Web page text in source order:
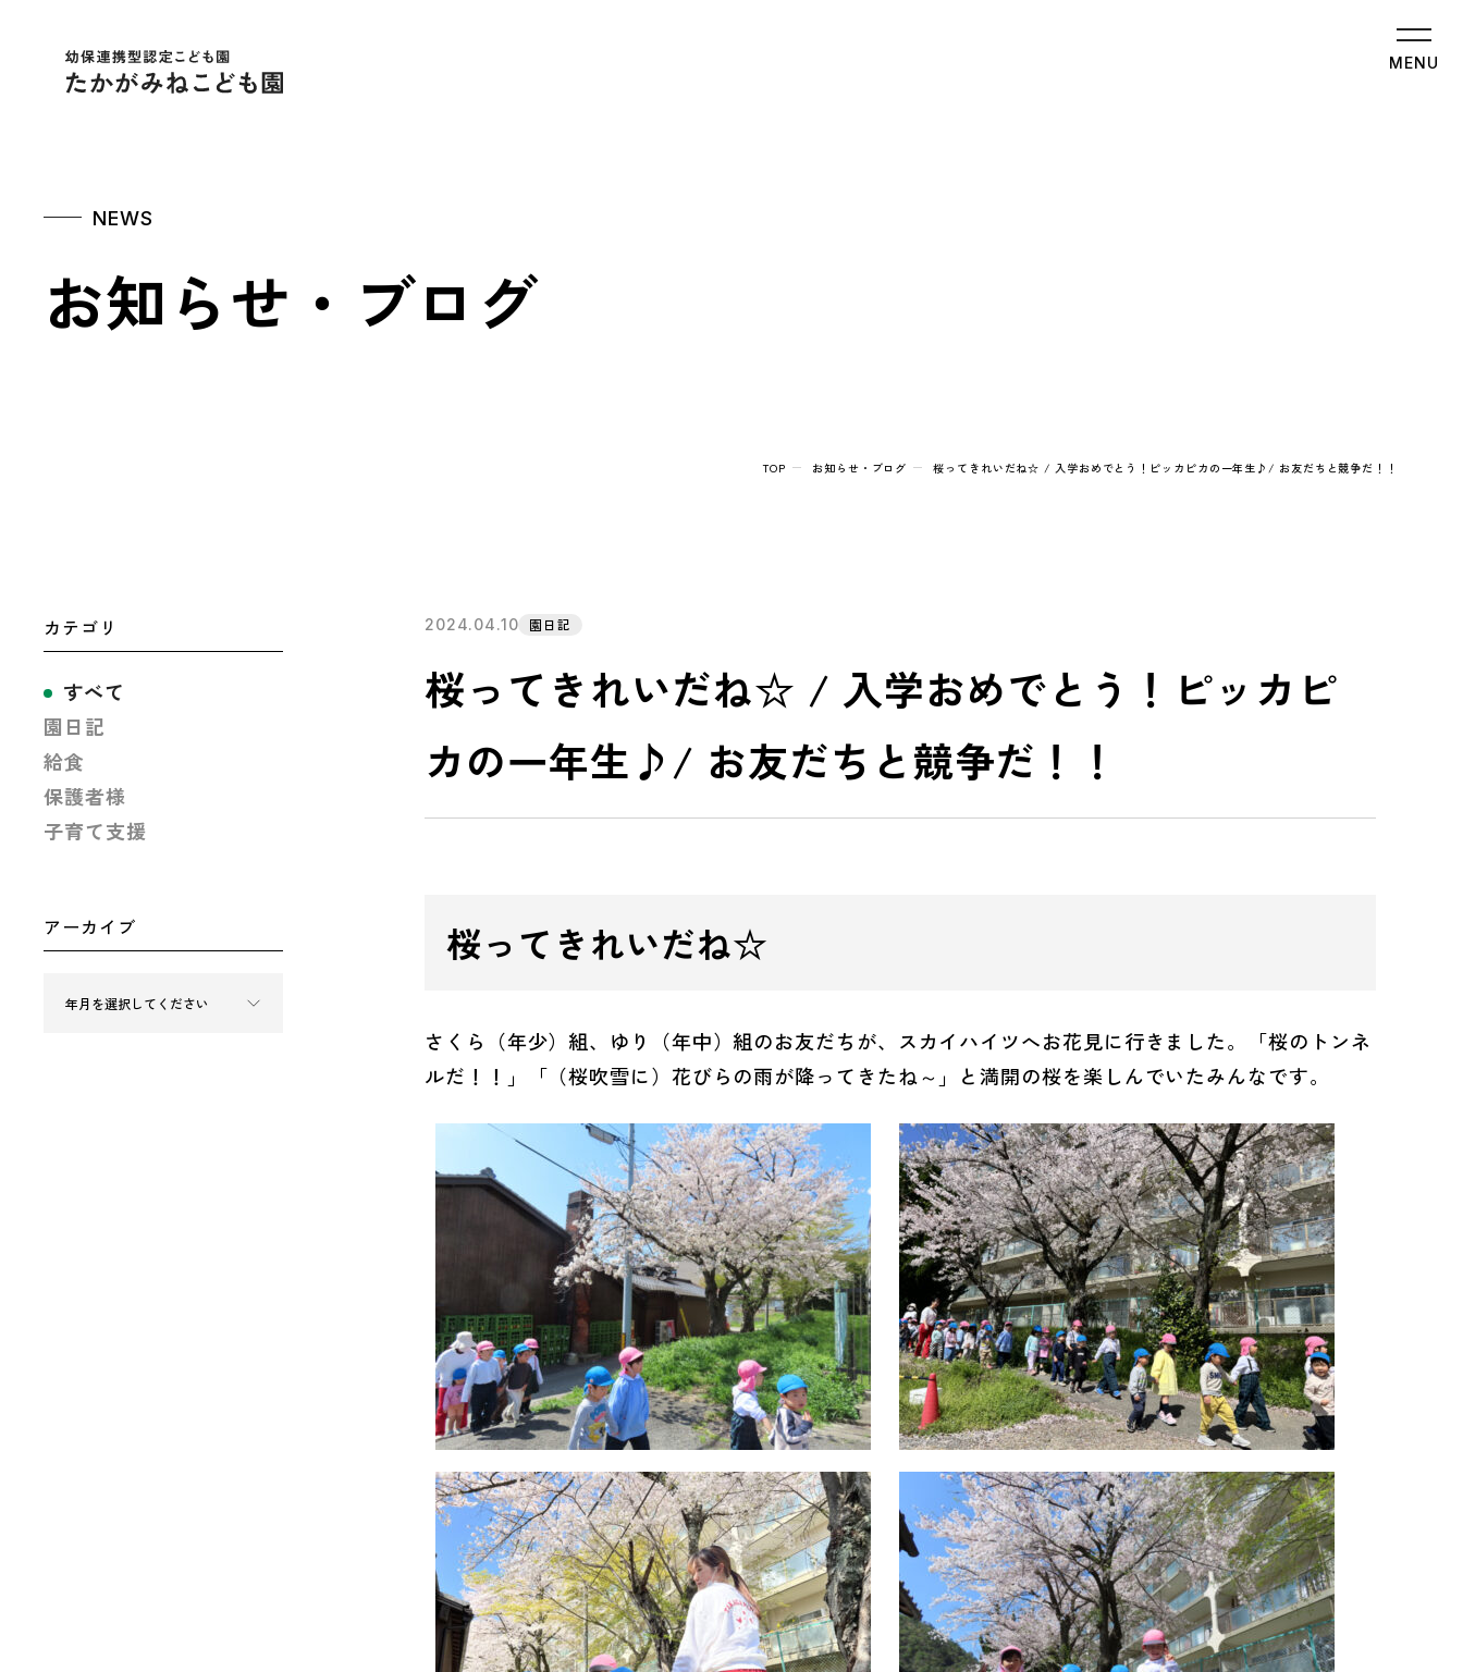
幼保連携型認定こども園 たかがみねこども園 MENU
NEWS
お知らせ・ブログ
TOP お知らせ・ブログ 桜ってきれいだね☆ / 入学おめでとう！ピッカピカの一年生♪/ お友だちと競争だ！！
2024.04.10 園日記
桜ってきれいだね☆ / 入学おめでとう！ピッカピ
カの一年生♪/ お友だちと競争だ！！
桜ってきれいだね☆
さくら（年少）組、ゆり（年中）組のお友だちが、スカイハイツへお花見に行きました。「桜のトンネ
ルだ！！」「（桜吹雪に）花びらの雨が降ってきたね～」と満開の桜を楽しんでいたみんなです。
カテゴリ
すべて
園日記
給食
保護者様
子育て支援
アーカイブ